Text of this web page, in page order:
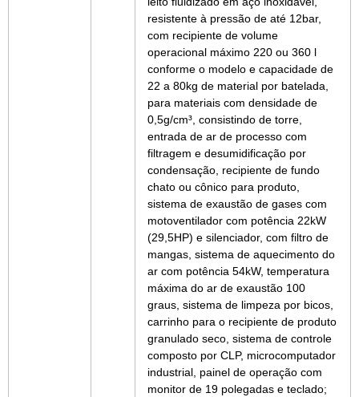
resistente à pressão de até 12bar,
com recipiente de volume
operacional máximo 220 ou 360 l
conforme o modelo e capacidade de
22 a 80kg de material por batelada,
para materiais com densidade de
0,5g/cm³, consistindo de torre,
entrada de ar de processo com
filtragem e desumidificação por
condensação, recipiente de fundo
chato ou cônico para produto,
sistema de exaustão de gases com
motoventilador com potência 22kW
(29,5HP) e silenciador, com filtro de
mangas, sistema de aquecimento do
ar com potência 54kW, temperatura
máxima do ar de exaustão 100
graus, sistema de limpeza por bicos,
carrinho para o recipiente de produto
granulado seco, sistema de controle
composto por CLP, microcomputador
industrial, painel de operação com
monitor de 19 polegadas e teclado;